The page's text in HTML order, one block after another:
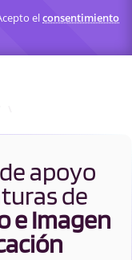
elconsentimiento
apoyo
de
e Imagen